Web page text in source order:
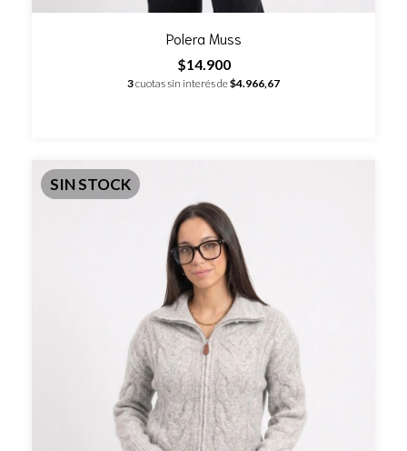
Polera Muss
$14.900
3cuotas sin interés de$4.966,67
SIN STOCK